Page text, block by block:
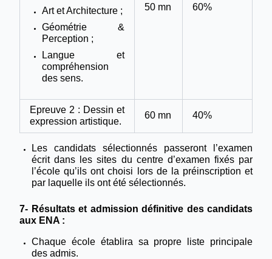
Art et Architecture ;
Géométrie &
Perception ;
Langue et
compréhension
des sens.
50 mn 60%
Epreuve 2 : Dessin et
expression artistique.
60 mn 40%
Les candidats sélectionnés passeront l’examen
écrit dans les sites du centre d’examen fixés par
l’école qu’ils ont choisi lors de la préinscription et
par laquelle ils ont été sélectionnés.
7- Résultats et admission définitive des candidats
aux ENA :
Chaque école établira sa propre liste principale
des admis.